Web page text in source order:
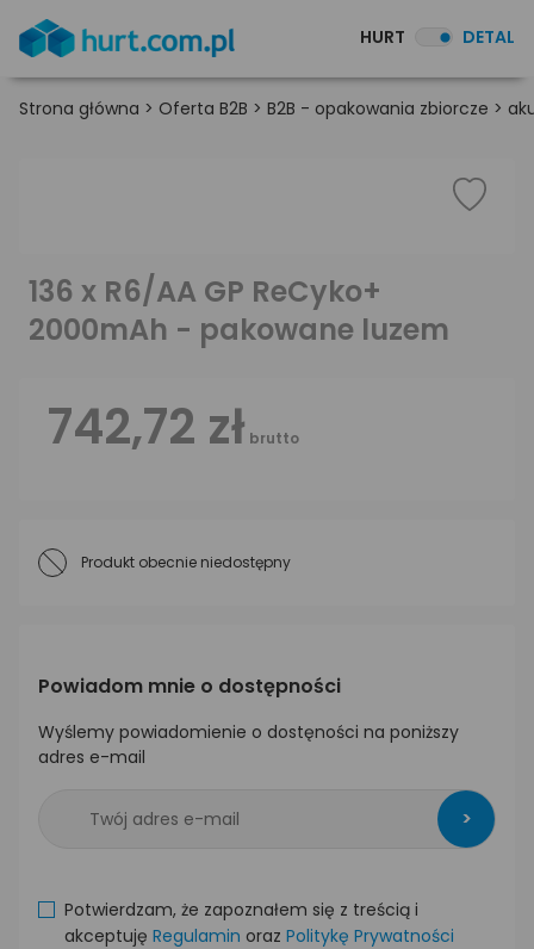
HURT DETAL
Strona główna > Oferta B2B > B2B - opakowania zbiorcze >
136 x R6/AA GP ReCyko+
2000mAh - pakowane luzem
742,72 zł brutto
Produkt obecnie niedostępny
Powiadom mnie o dostępności
Wyślemy powiadomienie o dostęności na poniższy
adres e-mail
>
Potwierdzam, że zapoznałem się z treścią i
akceptuję Regulamin oraz Politykę Prywatności